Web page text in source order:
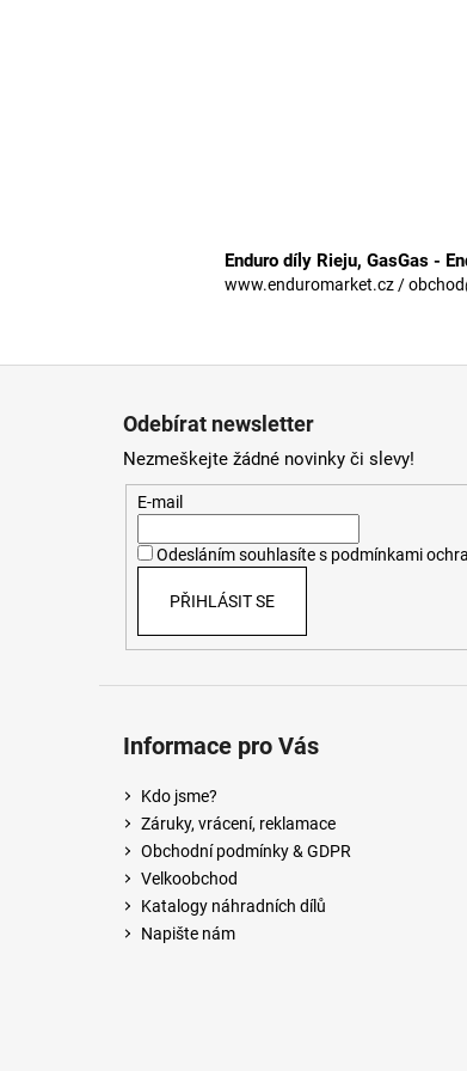
Enduro díly Rieju, GasGas -
www.enduromarket.cz /
Odebírat newsletter
Nezmeškejte žádné novinky či slevy!
E-mail
Odesláním souhlasíte s podmínkami
PŘIHLÁSIT SE
Informace pro Vás
Kdo jsme?
Záruky, vrácení, reklamace
Obchodní podmínky & GDPR
Velkoobchod
Katalogy náhradních dílů
Napište nám